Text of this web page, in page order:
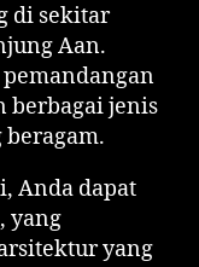
di sekitar
Aan.
berbagai jenis
Anda dapat
yang
yang